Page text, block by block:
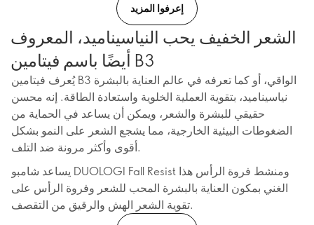
إعرفوا المزيد
الشعر الخفيف يحب النياسيناميد، المعروف
أيضًا باسم فيتامين B3
يُعرف فيتامين B3 الواقي، أو كما تعرفه في عالم العناية بالبشرة
نياسيناميد، بتقوية العملية الخلوية واستعادة الطاقة. إنه محسن
حقيقي للبشرة والشعر، ويمكن أن يساعد في الحماية من
الضغوطات البيئية الخارجية، مما يشجع الشعر على النمو بشكل
أقوى وأكثر مرونة ضد التلف.
يساعد شامبو DUOLOGI Fall Resist ومنشط فروة الرأس هذا
الغني بمكون العناية بالبشرة المحب للشعر وفروة الرأس على
تقوية الشعر الهش والرقيق من التقصف.